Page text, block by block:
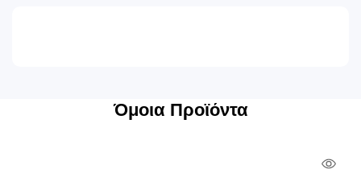
Όμοια Προϊόντα